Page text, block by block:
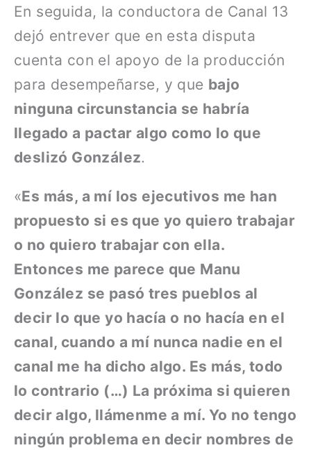
En seguida, la conductora de Canal 13
dejó entrever que en esta disputa
cuenta con el apoyo de la producción
para desempeñarse, y que bajo
ninguna circunstancia se habría
llegado a pactar algo como lo que
deslizó González.
«Es más, a mí los ejecutivos me han
propuesto si es que yo quiero trabajar
o no quiero trabajar con ella.
Entonces me parece que Manu
González se pasó tres pueblos al
decir lo que yo hacía o no hacía en el
canal, cuando a mí nunca nadie en el
canal me ha dicho algo. Es más, todo
lo contrario (…) La próxima si quieren
decir algo, llámenme a mí. Yo no tengo
ningún problema en decir nombres de